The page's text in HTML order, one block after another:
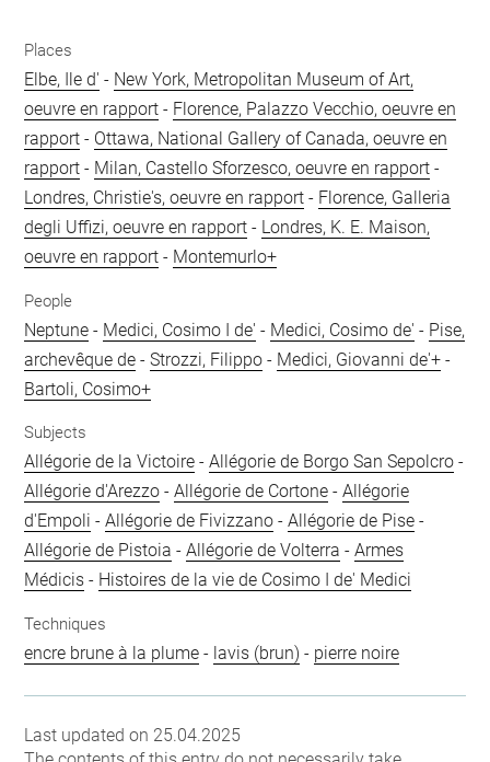
Places
Elbe, Ile d' - New York, Metropolitan Museum of Art,
oeuvre en rapport - Florence, Palazzo Vecchio, oeuvre en
rapport - Ottawa, National Gallery of Canada, oeuvre en
rapport - Milan, Castello Sforzesco, oeuvre en rapport -
Londres, Christie's, oeuvre en rapport - Florence, Galleria
degli Uffizi, oeuvre en rapport - Londres, K. E. Maison,
oeuvre en rapport - Montemurlo+
People
Neptune - Medici, Cosimo I de' - Medici, Cosimo de' - Pise,
archevêque de -Strozzi, Filippo - Medici, Giovanni de'+ -
Bartoli, Cosimo+
Subjects
Allégorie de la Victoire -Allégorie de Borgo San Sepolcro -
Allégorie d'Arezzo -Allégorie de Cortone -Allégorie
d'Empoli -Allégorie de Fivizzano -Allégorie de Pise -
Allégorie de Pistoia -Allégorie de Volterra -Armes
Médicis - Histoires de la vie de Cosimo I de' Medici
Techniques
encre brune à la plume - lavis (brun) - pierre noire
Last updated on 25.04.2025